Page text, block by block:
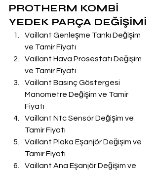
PROTHERM KOMBİ
YEDEK PARÇA DEĞİŞİMİ
Vaillant Genleşme Tankı Değişim
ve Tamir Fiyatı
Vaillant Hava Prosestatı Değişim
ve Tamir Fiyatı
Vaillant Basınç Göstergesi
Manometre Değişim ve Tamir
Fiyatı
Vaillant Ntc Sensör Değişim ve
Tamir Fiyatı
Vaillant Plaka Eşanjör Değişim ve
Tamir Fiyatı
Vaillant Ana Eşanjör Değişim ve